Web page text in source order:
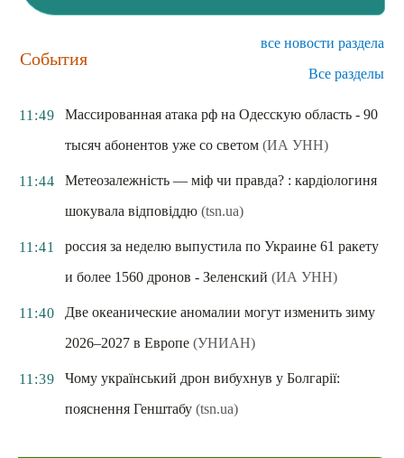
События
все новости раздела
Все разделы
11:49
Массированная атака рф на Одесскую область - 90
тысяч абонентов уже со светом (ИА УНН)
11:44
Метеозалежність — міф чи правда? : кардіологиня
шокувала відповіддю (tsn.ua)
11:41
россия за неделю выпустила по Украине 61 ракету
и более 1560 дронов - Зеленский (ИА УНН)
11:40
Две океанические аномалии могут изменить зиму
2026–2027 в Европе (УНИАН)
11:39
Чому український дрон вибухнув у Болгарії:
пояснення Генштабу (tsn.ua)